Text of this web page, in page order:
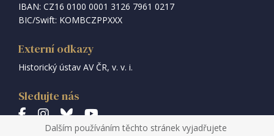
IBAN: CZ16 0100 0001 3126 7961 0217
BIC/Swift: KOMBCZPPXXX
Externí odkazy
Historický ústav AV ČR, v. v. i.
Sledujte nás
Dalším používáním těchto stránek vyjadřujete